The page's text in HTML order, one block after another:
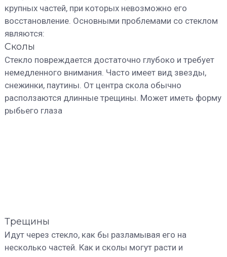
крупных частей, при которых невозможно его
восстановление. Основными проблемами со стеклом
являются:
Сколы
Стекло повреждается достаточно глубоко и требует
немедленного внимания. Часто имеет вид звезды,
снежинки, паутины. От центра скола обычно
расползаются длинные трещины. Может иметь форму
рыбьего глаза
Трещины
Идут через стекло, как бы разламывая его на
несколько частей. Как и сколы могут расти и